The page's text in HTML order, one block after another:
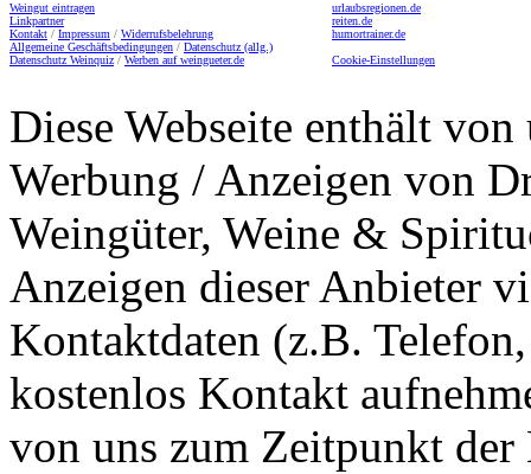
Weingut eintragen
Linkpartner
Kontakt / Impressum / Widerrufsbelehrung
Allgemeine Geschäftsbedingungen / Datenschutz (allg.)
Datenschutz Weinquiz / Werben auf weingueter.de
urlaubsregionen.de
reiten.de
humortrainer.de
Cookie-Einstellungen
Diese Webseite enthält
Werbung / Anzeigen von
Weingüter, Weine &
Anzeigen dieser Anbieter
Kontaktdaten (z.B.
kostenlos Kontakt
von uns zum Zeitpunkt